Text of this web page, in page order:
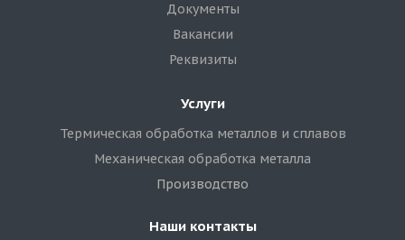
Документы
Вакансии
Реквизиты
Услуги
Термическая обработка металлов и сплавов
Механическая обработка металла
Производство
Наши контакты